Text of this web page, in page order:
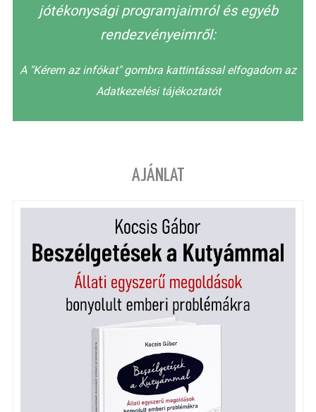
jótékonysági programjaimról és egyéb
rendezvényeimről:
A "Kérem az infókat" gombra kattintással elfogadom az
Adatkezelési tájékoztatót
AJÁNLAT